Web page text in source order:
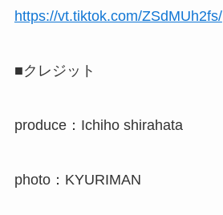
https://vt.tiktok.com/ZSdMUh2fs/
■クレジット
produce：Ichiho shirahata
photo：KYURIMAN